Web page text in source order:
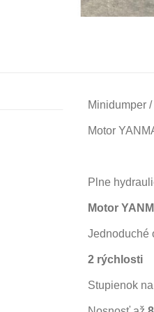
Minidumper
Motor
Plne
Motor
Jednoduché
2 rýchlosti
Stupienok